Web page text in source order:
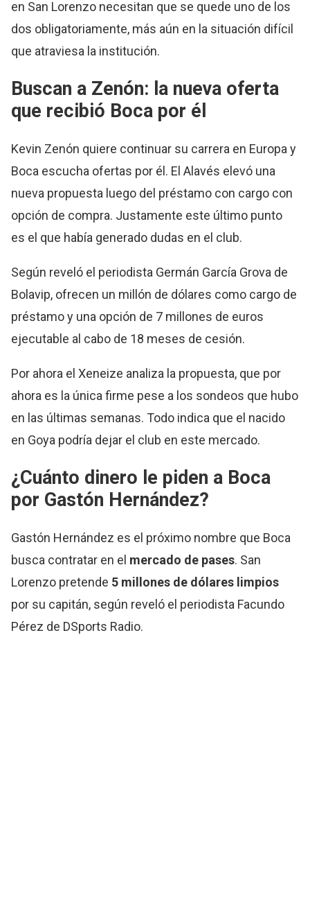
en San Lorenzo necesitan que se quede uno de los
dos obligatoriamente, más aún en la situación difícil
que atraviesa la institución.
Buscan a Zenón: la nueva oferta
que recibió Boca por él
Kevin Zenón quiere continuar su carrera en Europa y
Boca escucha ofertas por él. El Alavés elevó una
nueva propuesta luego del préstamo con cargo con
opción de compra. Justamente este último punto
es el que había generado dudas en el club.
Según reveló el periodista Germán García Grova de
Bolavip, ofrecen un millón de dólares como cargo de
préstamo y una opción de 7 millones de euros
ejecutable al cabo de 18 meses de cesión.
Por ahora el Xeneize analiza la propuesta, que por
ahora es la única firme pese a los sondeos que hubo
en las últimas semanas. Todo indica que el nacido
en Goya podría dejar el club en este mercado.
¿Cuánto dinero le piden a Boca
por Gastón Hernández?
Gastón Hernández es el próximo nombre que Boca
busca contratar en el mercado de pases. San
Lorenzo pretende 5 millones de dólares limpios
por su capitán, según reveló el periodista Facundo
Pérez de DSports Radio.